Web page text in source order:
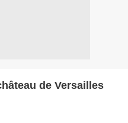
de Versailles